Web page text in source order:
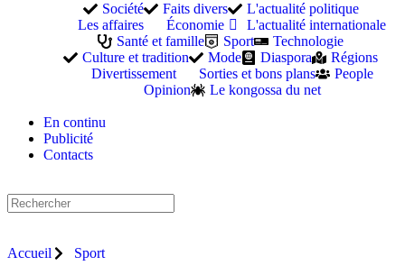
Société Faits divers
L'actualité politique
Les affaires
Économie
L'actualité internationale
Santé et famille
Sport
Technologie
Culture et tradition
Mode Diaspora
Régions
Divertissement
Sorties et bons plans
People
Opinion
Le kongossa du net
En continu
Publicité
Contacts
Accueil Sport